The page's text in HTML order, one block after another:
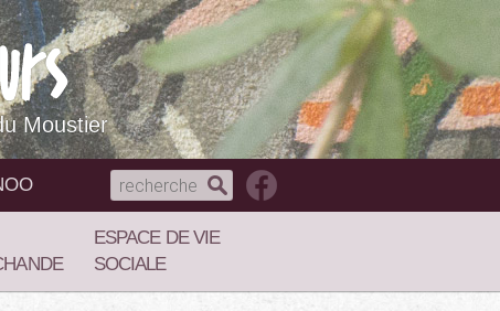
Moustier
ESPACE DE VIE
SOCIALE